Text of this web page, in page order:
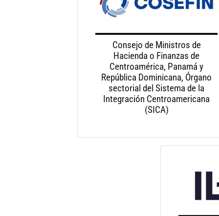
Consejo de Ministros de
Hacienda o Finanzas de
Centroamérica, Panamá y
República Dominicana, Órgano
sectorial del Sistema de la
Integración Centroamericana
(SICA)